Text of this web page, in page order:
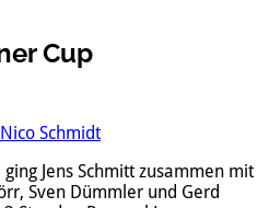
Cup
Nico Schmidt
Jens Schmitt zusammen mit
Sven Dümmler und Gerd